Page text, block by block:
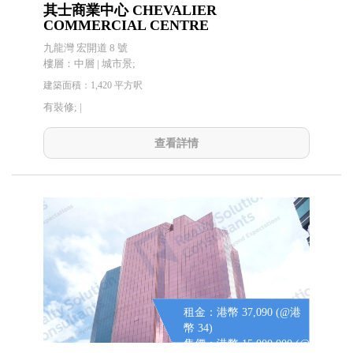
其士商業中心 CHEVALIER
COMMERCIAL CENTRE
九龍灣 宏開道 8 號
樓層：中層 | 城市景;
建築面積：1,420 平方呎
有裝修; |
查看詳情
租金：港幣 37,090 (@港
幣 34)
售價：港幣 15,000,000 (@